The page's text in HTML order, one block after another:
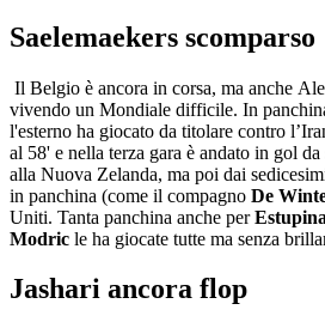
Saelemaekers scomparso
Il Belgio è ancora in corsa, ma anche
vivendo un Mondiale difficile. In
l'esterno ha giocato da titolare contro
al 58' e nella terza gara è andato in gol
alla Nuova Zelanda, ma poi dai
in panchina (come il compagno De
Uniti. Tanta panchina anche per
Modric le ha giocate tutte ma senza
Jashari ancora flop